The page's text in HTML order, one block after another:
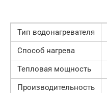
Тип водонагревателя
Способ нагрева
Тепловая мощность
Производительность